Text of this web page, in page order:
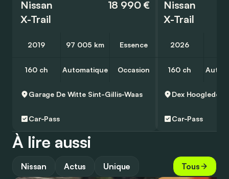
Nissan
X-Trail
18 990 €
2019 97 005 km Essence
160 ch Automatique Occasion
Garage De Witte Sint-Gillis-Waas
Car-Pass
Nissan
X-Trail
2026
160 ch
Dex Hooglede
Car-Pass
À lire aussi
Nissan Actus Unique Tous